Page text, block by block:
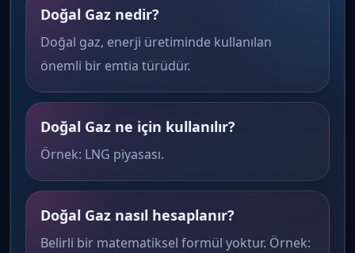
Doğal Gaz nedir?
Doğal gaz, enerji üretiminde kullanılan
önemli bir emtia türüdür.
Doğal Gaz ne için kullanılır?
Örnek: LNG piyasası.
Doğal Gaz nasıl hesaplanır?
Belirli bir matematiksel formül yoktur. Örnek: